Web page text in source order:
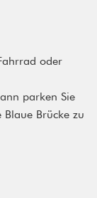
oder
parken Sie
Brücke zu